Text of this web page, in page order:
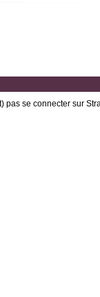
pas se connecter sur